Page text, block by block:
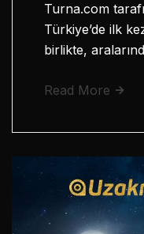
Turna.com
Türkiye’de ilk
birlikte,
Read More